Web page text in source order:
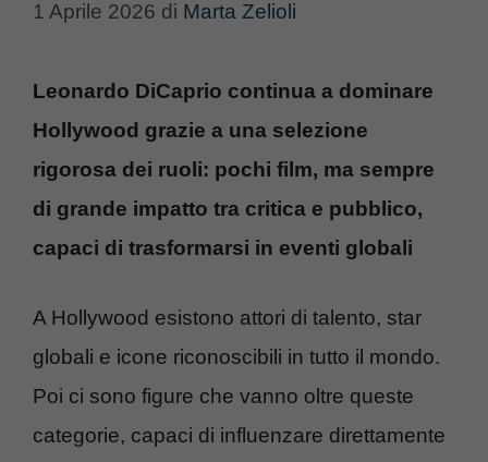
1 Aprile 2026 di Marta Zelioli
Leonardo DiCaprio continua a dominare
Hollywood grazie a una selezione
rigorosa dei ruoli: pochi film, ma sempre
di grande impatto tra critica e pubblico,
capaci di trasformarsi in eventi globali
A Hollywood esistono attori di talento, star
globali e icone riconoscibili in tutto il mondo.
Poi ci sono figure che vanno oltre queste
categorie, capaci di influenzare direttamente